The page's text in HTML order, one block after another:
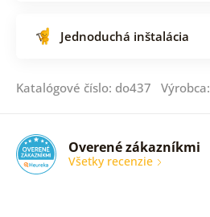
Jednoduchá inštalácia
Katalógové číslo: do437 Výrobca:
Overené zákazníkmi
Všetky recenzie